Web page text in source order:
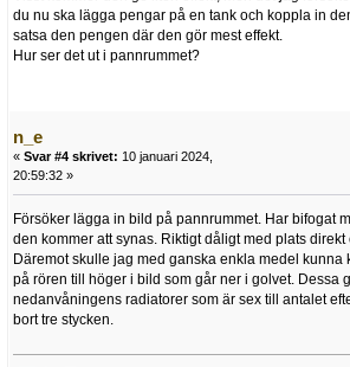
du nu ska lägga pengar på en tank och koppla in
satsa den pengen där den gör mest effekt.
Hur ser det ut i pannrummet?
n_e
« Svar #4 skrivet: 10 januari 2024,
20:59:32 »
Försöker lägga in bild på pannrummet. Har bifogat
den kommer att synas. Riktigt dåligt med plats direkt
Däremot skulle jag med ganska enkla medel kunna
på rören till höger i bild som går ner i golvet. Dessa
nedanvåningens radiatorer som är sex till antalet
bort tre stycken.